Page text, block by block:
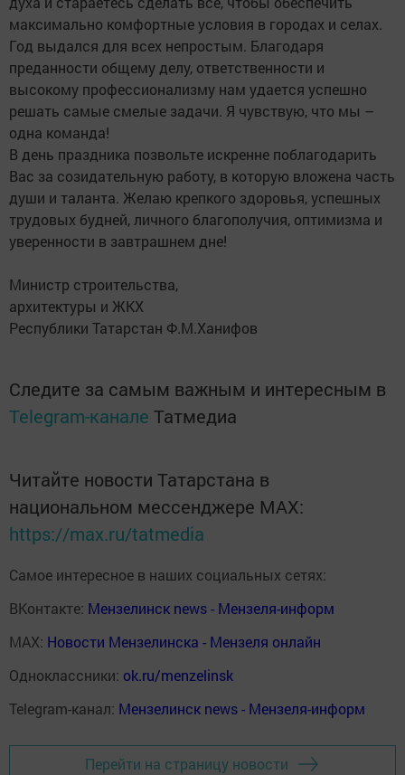
максимально комфортные условия в городах и селах.
Год выдался для всех непростым. Благодаря
преданности общему делу, ответственности и
высокому профессионализму нам удается успешно
решать самые смелые задачи. Я чувствую, что мы –
одна команда!
В день праздника позвольте искренне поблагодарить
Вас за созидательную работу, в которую вложена часть
души и таланта. Желаю крепкого здоровья, успешных
трудовых будней, личного благополучия, оптимизма и
уверенности в завтрашнем дне!
Министр строительства,
архитектуры и ЖКХ
Республики Татарстан Ф.М.Ханифов
Следите за самым важным и интересным в
Telegram-канале Татмедиа
Читайте новости Татарстана в
национальном мессенджере MАХ:
https://max.ru/tatmedia
Самое интересное в наших социальных сетях:
ВКонтакте: Мензелинск news - Мензеля-информ
MAX: Новости Мензелинска - Мензеля онлайн
Одноклассники: ok.ru/menzelinsk
Telegram-канал: Мензелинск news - Мензеля-информ
Перейти на страницу новости